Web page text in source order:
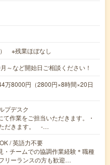
※残業ほぼなし
など開始日ご相談ください！
8000円（2800円×8時間×20日
プデスク
て作業をご担当いただきます。・
ただきます。 -…
/ 英語力不要
・チームでの協調作業経験＊職種
リーランスの方も歓迎…